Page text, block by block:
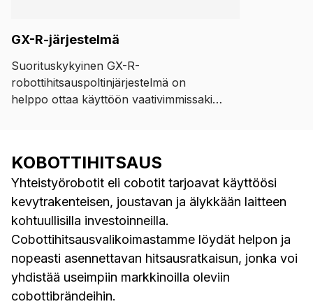
GX-R-järjestelmä
Suorituskykyinen GX-R-
robottihitsauspoltinjärjestelmä on
helppo ottaa käyttöön vaativimmissakin
robottihitsausratkaisusta, ja se vastaa
kaikkiin vaatimuksiin – sekä sinun että
robottisi.
KOBOTTIHITSAUS
Yhteistyörobotit eli cobotit tarjoavat käyttöösi
kevytrakenteisen, joustavan ja älykkään laitteen
kohtuullisilla investoinneilla.
Cobottihitsausvalikoimastamme löydät helpon ja
nopeasti asennettavan hitsausratkaisun, jonka voi
yhdistää useimpiin markkinoilla oleviin
cobottibrändeihin.